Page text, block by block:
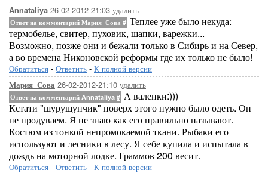
Annataliya 26-02-2012-21:03 удалить
Ответ на комментарий Мария_Сова # Теплее уже было некуда:
термобелье, свитер, пуховик, шапки, варежки...
Возможно, позже они и бежали только в Сибирь и на Север,
а во времена Никоновской реформы где их только не было!
Обратиться - Ответить - К полной версии
Мария_Сова 26-02-2012-21:10 удалить
Ответ на комментарий Annataliya # А валенки:)))
Кстати "шурушунчик" поверх этого нужно было одеть. Он
не продуваем. Я не знаю как его правильно называют.
Костюм из тонкой непромокаемой ткани. Рыбаки его
используют и лесники в лесу. Я себе купила и испытала в
дождь на моторной лодке. Граммов 200 весит.
Обратиться - Ответить - К полной версии